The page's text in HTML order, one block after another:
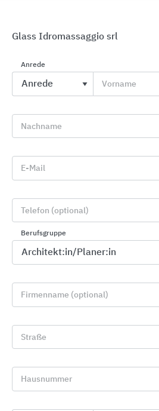
Glass Idromassaggio srl
Anrede
Vorname
Nachname
E-Mail
Telefon (optional)
Berufsgruppe
Firmenname (optional)
Straße
Hausnummer